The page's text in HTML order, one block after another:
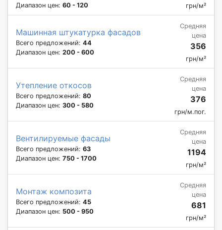
Диапазон цен: 60 - 120 грн/м²
Машинная штукатурка фасадов
Всего предложений: 44
Диапазон цен: 200 - 600
Средняя
цена
356
грн/м²
Утепление откосов
Всего предложений: 80
Диапазон цен: 300 - 580
Средняя
цена
376
грн/м.пог.
Вентилируемые фасады
Всего предложений: 63
Диапазон цен: 750 - 1700
Средняя
цена
1194
грн/м²
Монтаж композита
Всего предложений: 45
Диапазон цен: 500 - 950
Средняя
цена
681
грн/м²